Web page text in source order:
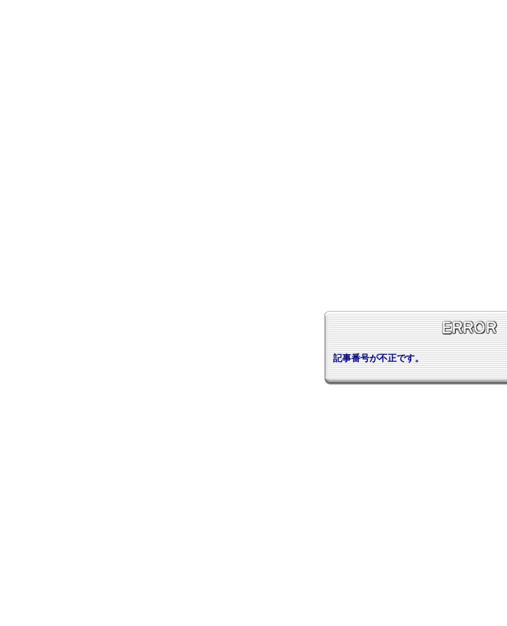
記事番号が不正です。